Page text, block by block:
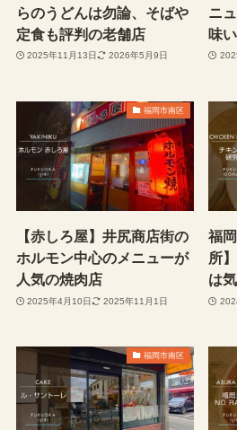
らのうどんは勿論、そばや
定食も評判の老舗店
2025年11月13日 2026年5月9日
ニ
味
福岡市南区
【赤しろ屋】井尻商店街の
ホルモン中心のメニューが
人気の焼肉店
2025年4月10日 2025年11月1日
福
所
は
福岡市南区